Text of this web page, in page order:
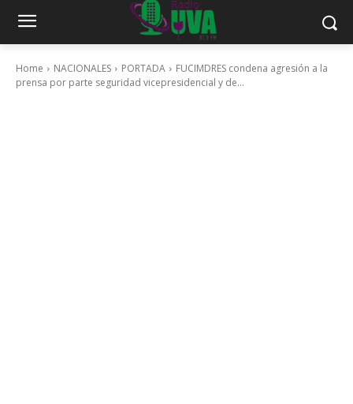
Home NACIONALES PORTADA
FUCIMDRES condena agresión a la
prensa por parte seguridad vicepresidencial y de...